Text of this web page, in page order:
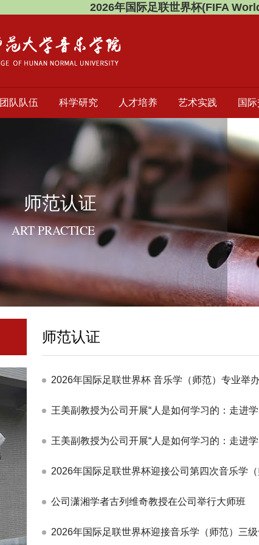
2026年国际足联世界杯(FIFA
团队队伍 科学研究 人才培养 艺术实践 国
师范认证
ART PRACTICE
师范认证
2026年国际足联世界杯 音乐学（师范）专业举
王美副教授为公司开展“人是如何学习的：走进
王美副教授为公司开展“人是如何学习的：走进
2026年国际足联世界杯迎接公司第四次音乐学
公司潇湘学者古列维奇教授在公司举行大师班
2026年国际足联世界杯迎接音乐学（师范）三